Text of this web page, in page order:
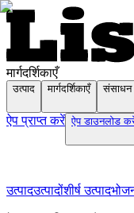
मार्गदर्शिकाएँ
उत्पाद मार्गदर्शिकाएँ संसाधन
ऐप प्राप्त करें ऐप डाउनलोड
उत्पादउत्पादोंशीर्ष उत्पाद